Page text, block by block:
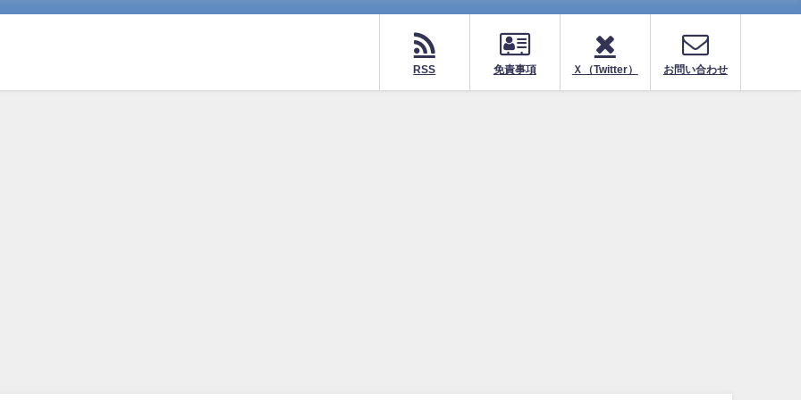
RSS 免責事項 Ｘ（Twitter） お問い合わせ